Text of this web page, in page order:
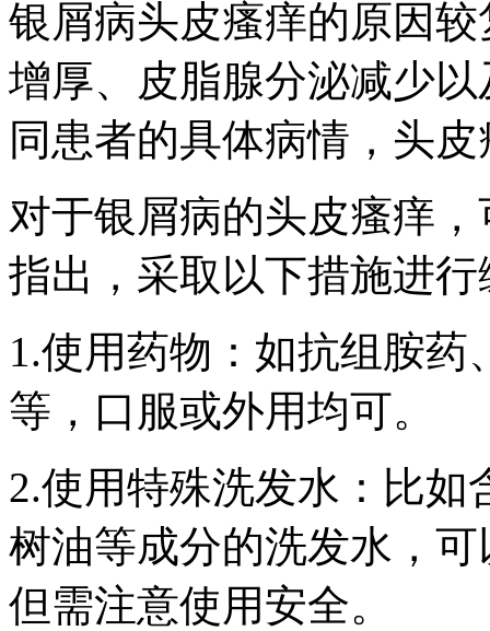
银屑病头皮瘙痒的原因
增厚、皮脂腺分泌减少
同患者的具体病情，头
对于银屑病的头皮瘙痒
指出，采取以下措施进行
1.使用药物：如抗组胺
等，口服或外用均可。
2.使用特殊洗发水：比
树油等成分的洗发水，
但需注意使用安全。